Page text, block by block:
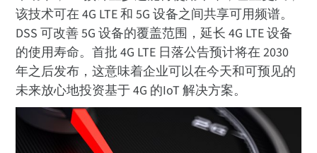
该技术可在 4G LTE 和 5G 设备之间共享可用频谱。
DSS 可改善 5G 设备的覆盖范围，延长 4G LTE 设备
的使用寿命。首批 4G LTE 日落公告预计将在 2030
年之后发布，这意味着企业可以在今天和可预见的
未来放心地投资基于 4G 的IoT 解决方案。